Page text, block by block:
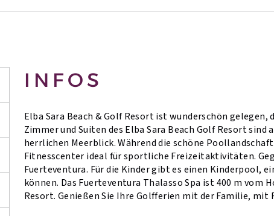
INFOS
Elba Sara Beach & Golf Resort ist wunderschön
Zimmer und Suiten des Elba Sara Beach Golf Resort
herrlichen Meerblick. Während die schöne
Fitnesscenter ideal für sportliche Freizeitaktivitäten.
Fuerteventura. Für die Kinder gibt es einen Kinderpool,
können. Das Fuerteventura Thalasso Spa ist 400 m vom
Resort. Genießen Sie Ihre Golfferien mit der Familie, mit